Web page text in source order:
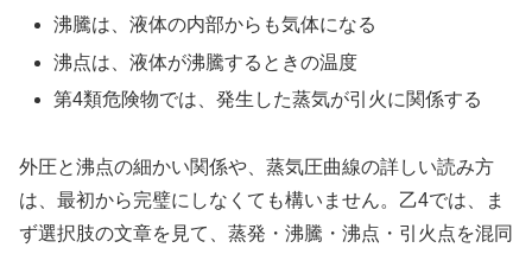
沸騰は、液体の内部からも気体になる
沸点は、液体が沸騰するときの温度
第4類危険物では、発生した蒸気が引火に関係する
外圧と沸点の細かい関係や、蒸気圧曲線の詳しい読み方
は、最初から完璧にしなくても構いません。乙4では、ま
ず選択肢の文章を見て、蒸発・沸騰・沸点・引火点を混同